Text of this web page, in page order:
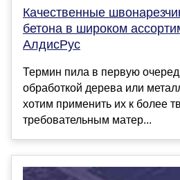
Качественные
бетона в широком
АлдисРус
Термин пила в первую
обработкой дерева или
хотим применить их к более
требовательным матер...